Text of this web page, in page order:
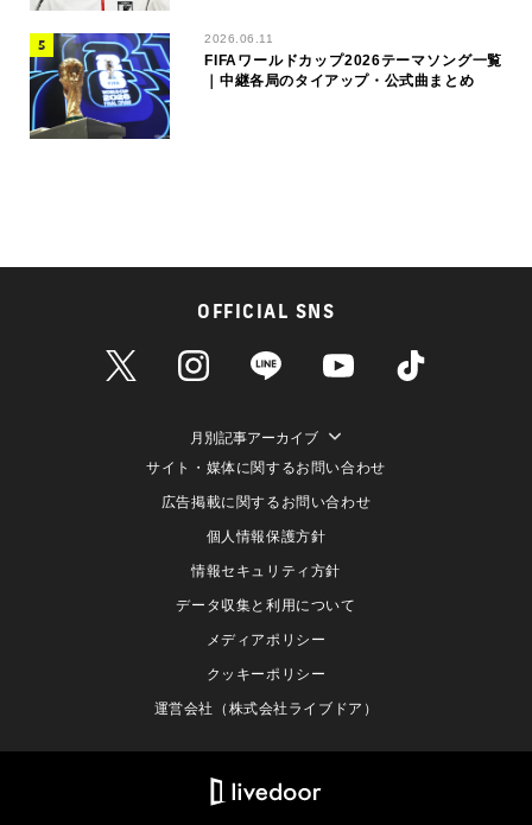
2026.06.11
FIFAワールドカップ2026テーマソング一覧
｜中継各局のタイアップ・公式曲まとめ
OFFICIAL SNS
月別記事アーカイブ
サイト・媒体に関するお問い合わせ
広告掲載に関するお問い合わせ
個人情報保護方針
情報セキュリティ方針
データ収集と利用について
メディアポリシー
クッキーポリシー
運営会社（株式会社ライブドア）